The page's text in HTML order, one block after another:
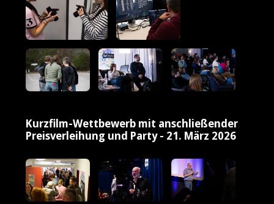
Kurzfilm-Wettbewerb mit anschließender
Preisverleihung und Party - 21. März 2026